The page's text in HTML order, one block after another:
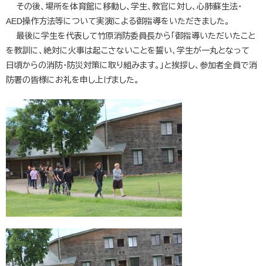
その後、場所を体育館に移動し、学生、教官に対し、心肺蘇生法・
AED操作方法等について実演による御指導をいただきました。
最後に学生を代表して竹原消防委員長から「御指導いただいたこと
を教訓に、絶対に火事は起こさないことを誓い、学生が一丸となって
日頃からの消防・防災対策に取り組みます。」と挨拶し、参加者全員で消
防署の皆様にお礼を申し上げました。